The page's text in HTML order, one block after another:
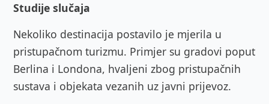
Studije slučaja
Nekoliko destinacija postavilo je mjerila u
pristupačnom turizmu. Primjer su gradovi poput
Berlina i Londona, hvaljeni zbog pristupačnih
sustava i objekata vezanih uz javni prijevoz.